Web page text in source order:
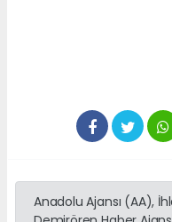
Anadolu Ajansı (AA),